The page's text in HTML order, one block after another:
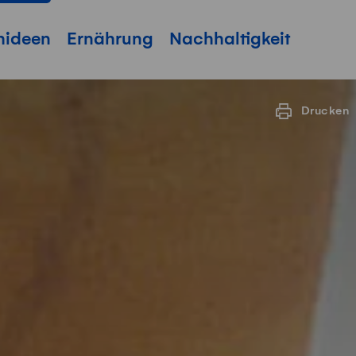
Ernährung Nachhaltigkeit
Drucken